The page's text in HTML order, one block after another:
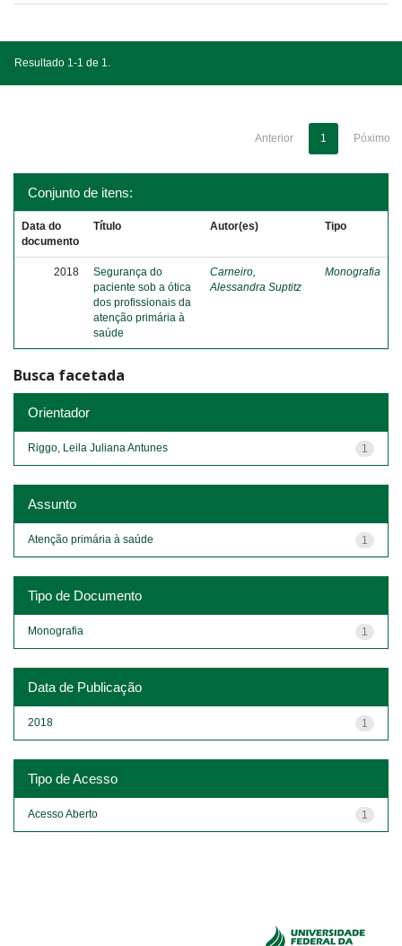
Resultado 1-1 de 1.
Anterior 1 Póximo
Conjunto de itens:
Data do
documento
Título Autor(es) Tipo
2018
Segurança do
paciente sob a ótica
dos profissionais da
atenção primária à
saúde
Carneiro,
Alessandra Suptitz
Monografia
Busca facetada
Orientador
1
Riggo, Leila Juliana Antunes
Assunto
1
Atenção primária à saúde
Tipo de Documento
1
Monografia
Data de Publicação
1
2018
Tipo de Acesso
1
Acesso Aberto